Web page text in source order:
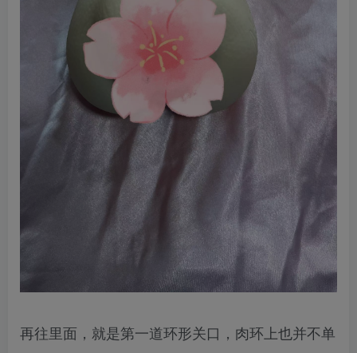
再往里面，就是第一道环形关口，肉环上也并不单